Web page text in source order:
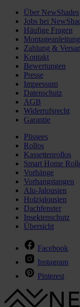
Über NewShades
Jobs bei
Häufige Fragen
Zahlung &
Kontakt
Bewertungen
Presse
Impressum
Datenschutz
AGB
Widerrufsrecht
Garantie
Plissees
Rollos
Kassettenrollos
Smart Home
Vorhänge
Vorhangstangen
Alu-Jalousien
Holzjalousien
Dachfenster
Insektenschutz
Übersicht
Facebook
Instagram
Pinterest